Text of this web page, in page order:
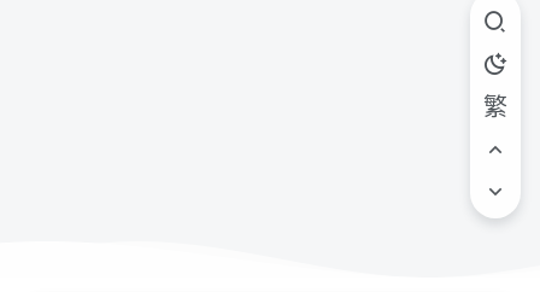
繁